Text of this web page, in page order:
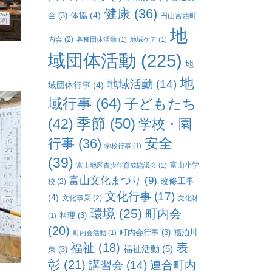
全(3) 体協 (4) 健康 (36) 円山宮西町
内会(2) 各種団体活動(1) 地域ケア (1) 地
域団体活動 (225) 地
域団体行事(4) 地域活動 (14) 地
域行事 (64) 子どもたち
(42) 季節 (50) 学校・園
行事 (36) 学校行事(1) 安全
(39) 富山地区青少年育成協議会(1) 富山小学
校(2) 富山文化まつり (9) 改修工事
(4) 文化事業(2) 文化行事(17) 文化財
(1) 料理 (3) 環境(25) 町内会
(20) 町内会活動(1) 町内会行事(3) 福泊川
東 (3) 福祉 (18) 福祉活動 (5) 表
彰(21) 講習会 (14) 連合町内